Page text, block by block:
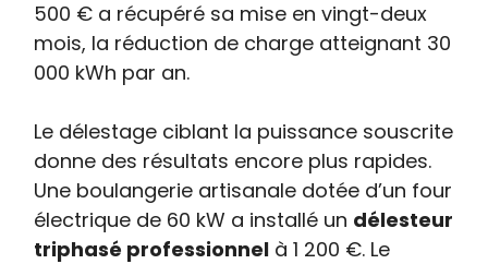
500 € a récupéré sa mise en vingt-deux
mois, la réduction de charge atteignant 30
000 kWh par an.
Le délestage ciblant la puissance souscrite
donne des résultats encore plus rapides.
Une boulangerie artisanale dotée d’un four
électrique de 60 kW a installé un délesteur
triphasé professionnel à 1 200 €. Le